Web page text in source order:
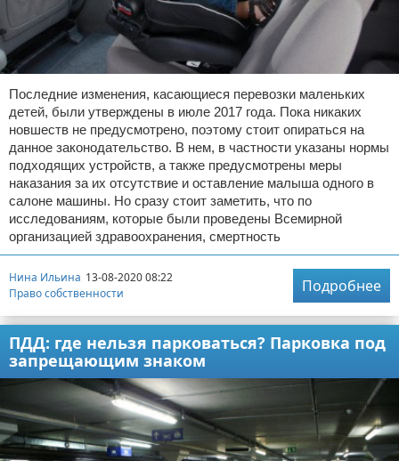
Последние изменения, касающиеся перевозки маленьких
детей, были утверждены в июле 2017 года. Пока никаких
новшеств не предусмотрено, поэтому стоит опираться на
данное законодательство. В нем, в частности указаны нормы
подходящих устройств, а также предусмотрены меры
наказания за их отсутствие и оставление малыша одного в
салоне машины. Но сразу стоит заметить, что по
исследованиям, которые были проведены Всемирной
организацией здравоохранения, смертность
Нина Ильина 13-08-2020 08:22
Право собственности
Подробнее
ПДД: где нельзя парковаться? Парковка под
запрещающим знаком